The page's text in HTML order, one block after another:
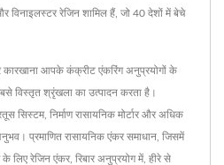
विनाइलस्टर रेजिन शामिल हैं, जो 40 देशों में बेचे
कारखाना आपके कंक्रीट एंकरिंग अनुप्रयोगों के
विस्तृत श्रृंखला का उत्पादन करता है।
सिस्टम, निर्माण रासायनिक मोर्टार और अधिक
प्रमाणित रासायनिक एंकर समाधान, जिसमें
लिए रेजिन एंकर, रिबार अनुप्रयोग में, हीरे से